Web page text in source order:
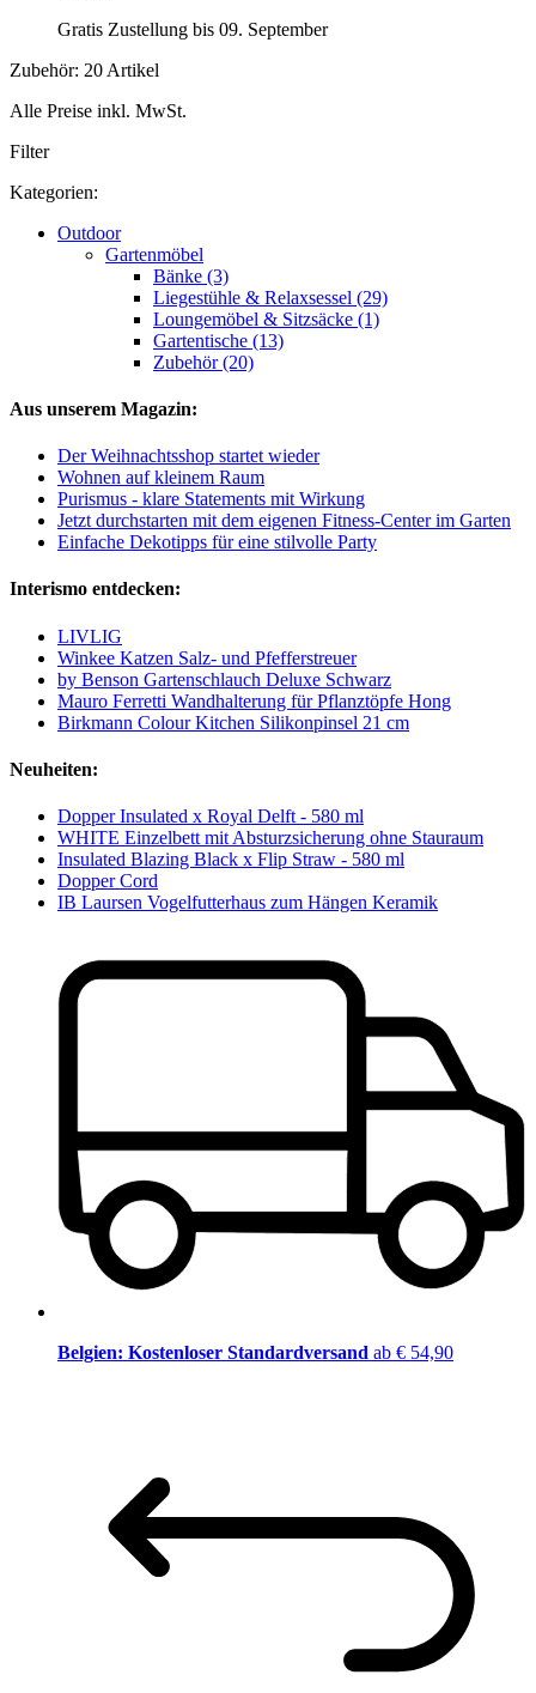
Gratis Zustellung bis 09. September
Zubehör: 20 Artikel
Alle Preise inkl. MwSt.
Filter
Kategorien:
Outdoor
Gartenmöbel
Bänke (3)
Liegestühle & Relaxsessel (29)
Loungemöbel & Sitzsäcke (1)
Gartentische (13)
Zubehör (20)
Aus unserem Magazin:
Der Weihnachtsshop startet wieder
Wohnen auf kleinem Raum
Purismus - klare Statements mit Wirkung
Jetzt durchstarten mit dem eigenen Fitness-Center im Garten
Einfache Dekotipps für eine stilvolle Party
Interismo entdecken:
LIVLIG
Winkee Katzen Salz- und Pfefferstreuer
by Benson Gartenschlauch Deluxe Schwarz
Mauro Ferretti Wandhalterung für Pflanztöpfe Hong
Birkmann Colour Kitchen Silikonpinsel 21 cm
Neuheiten:
Dopper Insulated x Royal Delft - 580 ml
WHITE Einzelbett mit Absturzsicherung ohne Stauraum
Insulated Blazing Black x Flip Straw - 580 ml
Dopper Cord
IB Laursen Vogelfutterhaus zum Hängen Keramik
Belgien: Kostenloser Standardversand ab € 54,90